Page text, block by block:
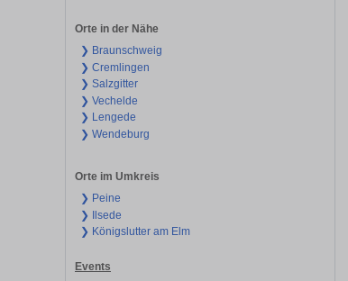
Orte in der Nähe
❯ Braunschweig
❯ Cremlingen
❯ Salzgitter
❯ Vechelde
❯ Lengede
❯ Wendeburg
Orte im Umkreis
❯ Peine
❯ Ilsede
❯ Königslutter am Elm
Events